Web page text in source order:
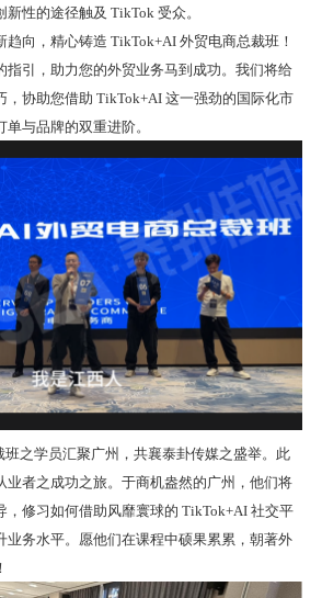
性的途径触及 TikTok 受众。
向，精心铸造 TikTok+AI 外贸电商总裁班！
指引，助力您的外贸业务马到成功。我们将给
，协助您借助 TikTok+AI 这一强劲的国际化市
与品牌的双重进阶。
之学员汇聚广州，共襄泰卦传媒之盛举。此
业者之成功之旅。于商机盎然的广州，他们将
，修习如何借助风靡寰球的 TikTok+AI 社交平
业务水平。愿他们在课程中硕果累累，朝著外